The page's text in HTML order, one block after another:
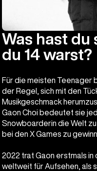
Was hast du
du 14 warst?
Für die meisten Teenager
der Regel, sich mit den
Musikgeschmack
Gaon Choi bedeutet sie
Snowboarderin die Welt
bei den X Games zu
2022 trat Gaon erstmals
weltweit für Aufsehen, als